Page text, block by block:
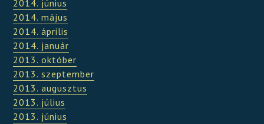
2014. június
2014. május
2014. április
2014. január
2013. október
2013. szeptember
2013. augusztus
2013. július
2013. június